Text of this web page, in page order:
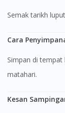
Semak tarikh
Cara
Simpan di tempat kering di bawah 30˚C, jauh dari cahaya
matahari.
Kesan